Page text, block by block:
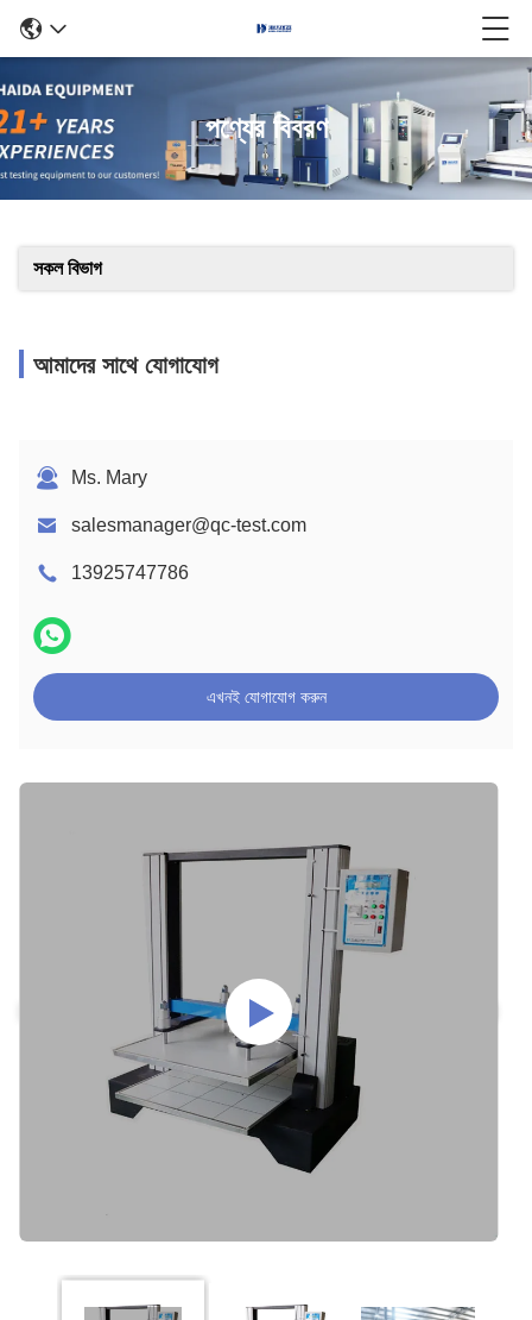
পণ্যের বিবরণ
সকল বিভাগ
আমাদের সাথে যোগাযোগ
Ms. Mary
salesmanager@qc-test.com
13925747786
এখনই যোগাযোগ করুন